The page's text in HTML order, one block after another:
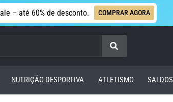
– até 60% de desconto. COMPRAR AGORA
Procurar
NUTRIÇÃO DESPORTIVA ATLETISMO SALDOS